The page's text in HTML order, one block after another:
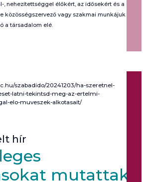
, nehezítettséggel élőkért, az idősekért és a
közösségszervező vagy szakmai munkájuk
a társadalom elé.
szabadido/20241203/ha-szeretnel-
latni-tekintsd-meg-az-ertelmi-
elo-muveszek-alkotasait/
hír
mutattak